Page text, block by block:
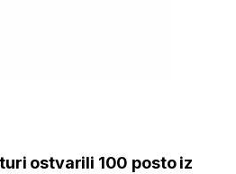
ostvarili 100 posto iz